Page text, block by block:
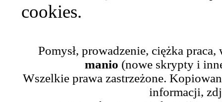
cookies.
Pomysł, prowadzenie, ciężka
manio (nowe skrypty i
Wszelkie prawa zastrzeżone.
informacji,